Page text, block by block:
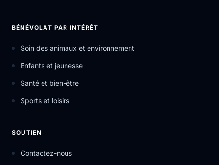
BÉNÉVOLAT PAR INTÉRÊT
Soin des animaux et environnement
Enfants et jeunesse
Santé et bien-être
Sports et loisirs
SOUTIEN
Contactez-nous